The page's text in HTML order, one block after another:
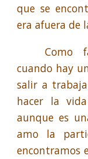
que se
era afuera de
Como
cuando hay
salir a
hacer la
aunque es
amo la
encontramos